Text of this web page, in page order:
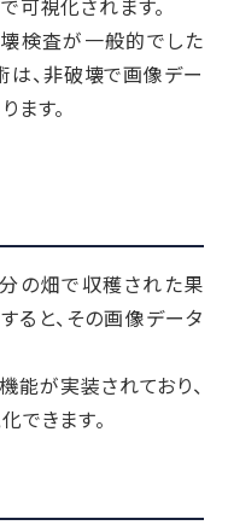
可視化されます。
検査が一般的でした
は、非破壊で画像デー
ます。
の畑で収穫された果
ると、その画像データ
能が実装されており、
できます。